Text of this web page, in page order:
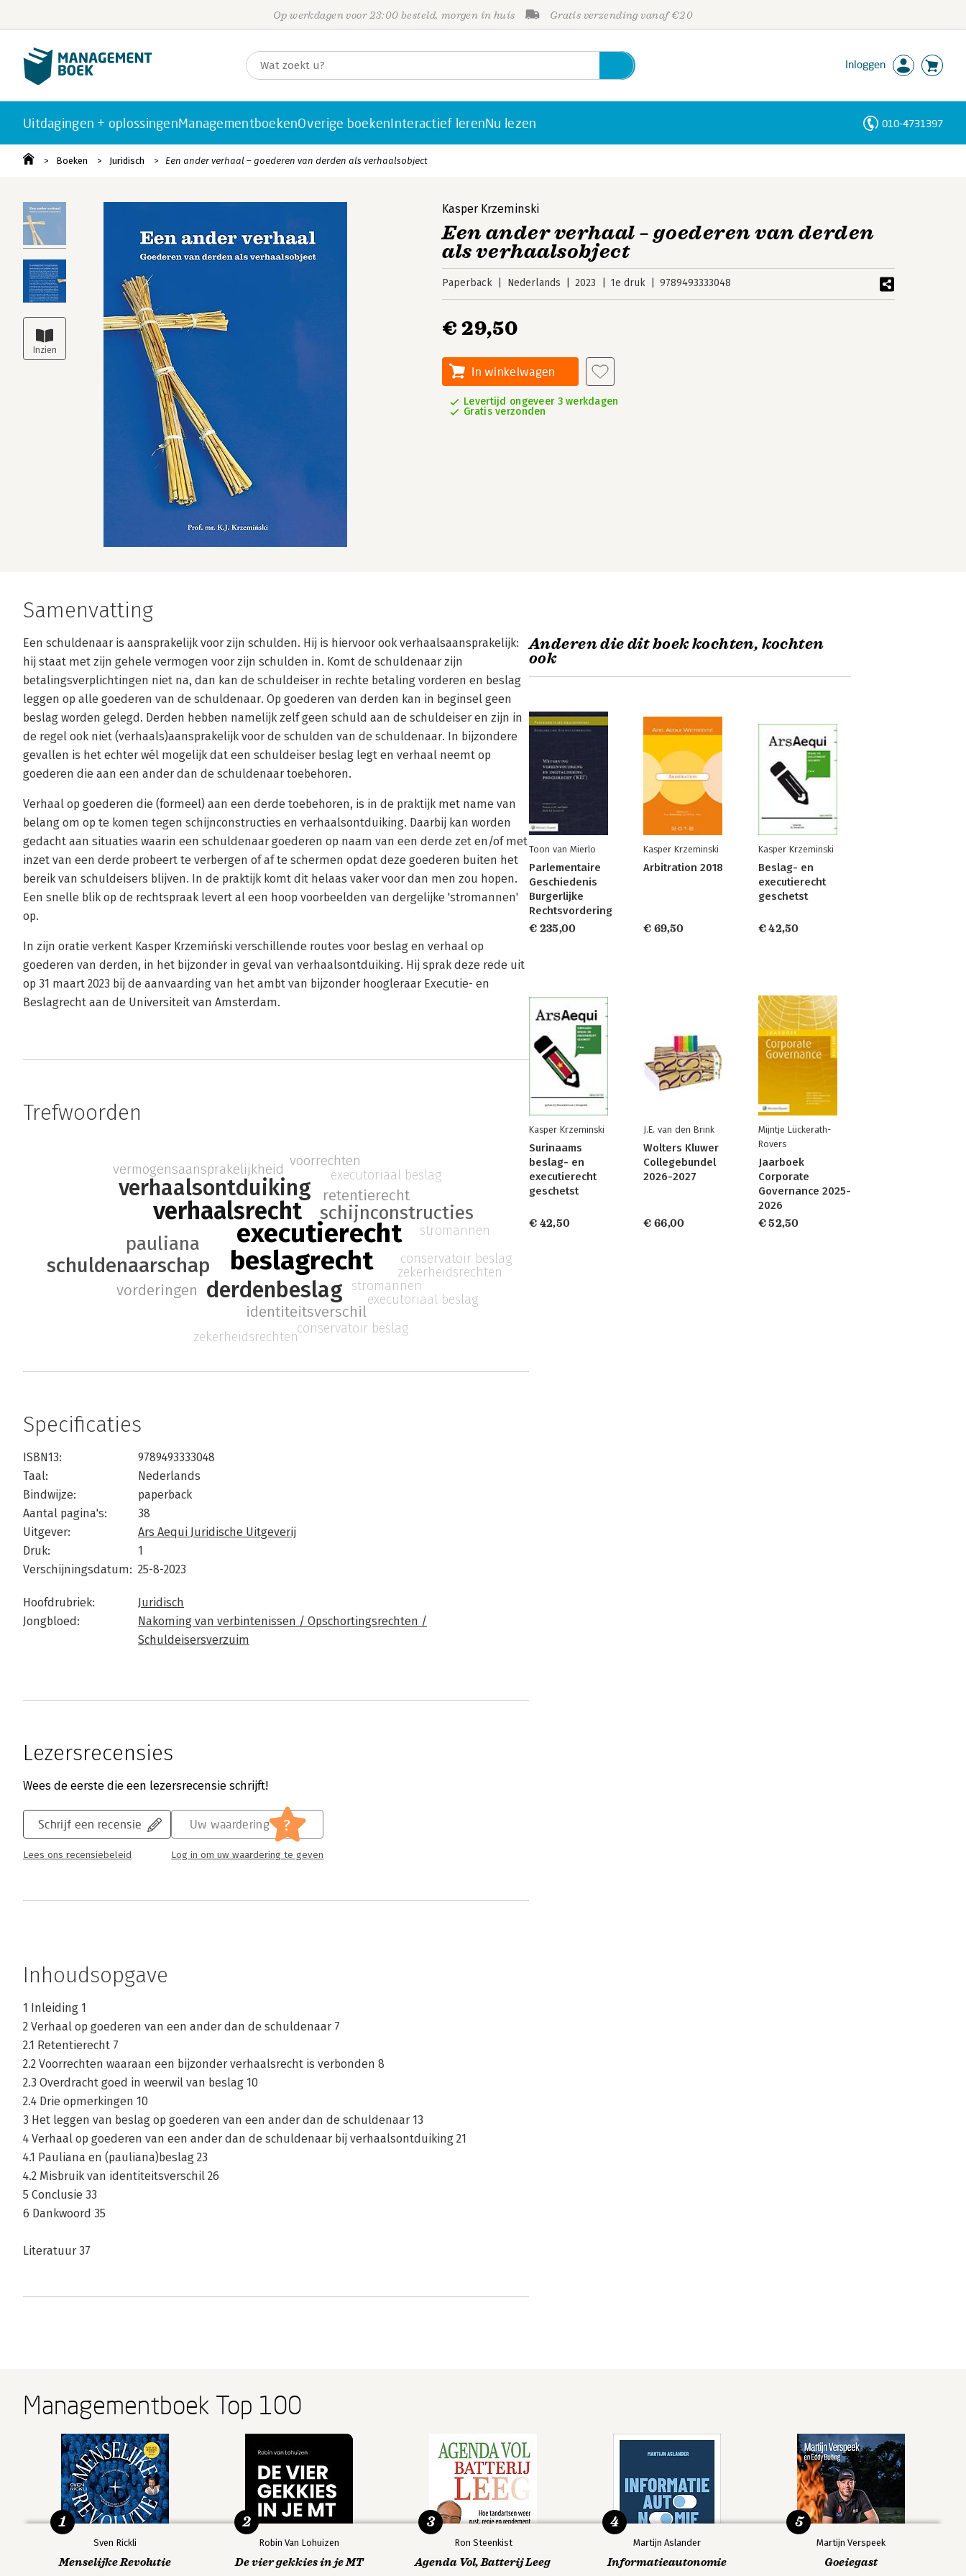
Op werkdagen voor 23:00 besteld, morgen in huis Gratis verzending vanaf €20
Inloggen
Uitdagingen + oplossingenManagementboekenOverige boekenInteractief lerenNu lezen 010-4731397
Boeken Juridisch Een ander verhaal – goederen van derden als verhaalsobject
Kasper Krzeminski
Een ander verhaal – goederen van derden
als verhaalsobject
Paperback Nederlands 2023 1e druk 9789493333048
€ 29,50
In winkelwagen
Levertijd ongeveer 3 werkdagen
Gratis verzonden
Samenvatting
Een schuldenaar is aansprakelijk voor zijn schulden. Hij is hiervoor ook verhaalsaansprakelijk:
hij staat met zijn gehele vermogen voor zijn schulden in. Komt de schuldenaar zijn
betalingsverplichtingen niet na, dan kan de schuldeiser in rechte betaling vorderen en beslag
leggen op alle goederen van de schuldenaar. Op goederen van derden kan in beginsel geen
beslag worden gelegd. Derden hebben namelijk zelf geen schuld aan de schuldeiser en zijn in
de regel ook niet (verhaals)aansprakelijk voor de schulden van de schuldenaar. In bijzondere
gevallen is het echter wél mogelijk dat een schuldeiser beslag legt en verhaal neemt op
goederen die aan een ander dan de schuldenaar toebehoren.
Verhaal op goederen die (formeel) aan een derde toebehoren, is in de praktijk met name van
belang om op te komen tegen schijnconstructies en verhaalsontduiking. Daarbij kan worden
gedacht aan situaties waarin een schuldenaar goederen op naam van een derde zet en/of met
inzet van een derde probeert te verbergen of af te schermen opdat deze goederen buiten het
bereik van schuldeisers blijven. In de praktijk komt dit helaas vaker voor dan men zou hopen.
Een snelle blik op de rechtspraak levert al een hoop voorbeelden van dergelijke 'stromannen'
op.
In zijn oratie verkent Kasper Krzemiński verschillende routes voor beslag en verhaal op
goederen van derden, in het bijzonder in geval van verhaalsontduiking. Hij sprak deze rede uit
op 31 maart 2023 bij de aanvaarding van het ambt van bijzonder hoogleraar Executie- en
Beslagrecht aan de Universiteit van Amsterdam.
Trefwoorden
executierecht
beslagrecht
verhaalsrecht
derdenbeslag
verhaalsontduiking
schuldenaarschap
schijnconstructies
pauliana
identiteitsverschil
retentierecht
vorderingen
vermogensaansprakelijkheid
voorrechten
executoriaal beslag
conservatoir beslag
stromannen
zekerheidsrechten
executoriaal beslag
conservatoir beslag
stromannen
zekerheidsrechten
Specificaties
ISBN13:
9789493333048
Taal:
Nederlands
Bindwijze:
paperback
Aantal pagina's:
38
Uitgever:
Ars Aequi Juridische Uitgeverij
Druk:
1
Verschijningsdatum: 25-8-2023
Hoofdrubriek:
Juridisch
Jongbloed:
Nakoming van verbintenissen / Opschortingsrechten /
Schuldeisersverzuim
Lezersrecensies
Wees de eerste die een lezersrecensie schrijft!
Schrijf een recensie
Lees ons recensiebeleid
Uw waardering ?
Log in om uw waardering te geven
Inhoudsopgave
1 Inleiding 1
2 Verhaal op goederen van een ander dan de schuldenaar 7
2.1 Retentierecht 7
2.2 Voorrechten waaraan een bijzonder verhaalsrecht is verbonden 8
2.3 Overdracht goed in weerwil van beslag 10
2.4 Drie opmerkingen 10
3 Het leggen van beslag op goederen van een ander dan de schuldenaar 13
4 Verhaal op goederen van een ander dan de schuldenaar bij verhaalsontduiking 21
4.1 Pauliana en (pauliana)beslag 23
4.2 Misbruik van identiteitsverschil 26
5 Conclusie 33
6 Dankwoord 35
Literatuur 37
Anderen die dit boek kochten, kochten
ook
Toon van Mierlo
Parlementaire
Geschiedenis
Burgerlijke
Rechtsvordering
€ 235,00
Kasper Krzeminski
Arbitration 2018
€ 69,50
Kasper Krzeminski
Beslag- en
executierecht
geschetst
€ 42,50
Kasper Krzeminski
Surinaams
beslag- en
executierecht
geschetst
€ 42,50
J.E. van den Brink
Wolters Kluwer
Collegebundel
2026-2027
€ 66,00
Mijntje Lückerath-
Rovers
Jaarboek
Corporate
Governance 2025-
2026
€ 52,50
Managementboek Top 100
Sven Rickli
Menselijke Revolutie
1
Robin Van Lohuizen
De vier gekkies in je MT
2
Ron Steenkist
Agenda Vol, Batterij Leeg
3
Martijn Aslander
Informatieautonomie
4
Martijn Verspeek
Goeiegast
5
Personen